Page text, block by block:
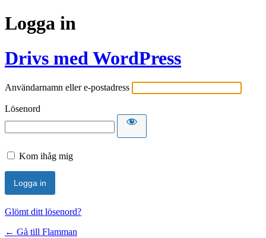
Logga in
Drivs med WordPress
Användarnamn eller e-postadress
Lösenord
Kom ihåg mig
Glömt ditt lösenord?
← Gå till Flamman